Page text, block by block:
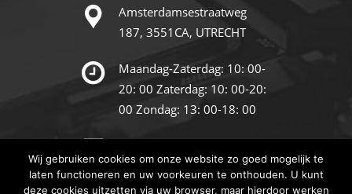
Amsterdamsestraatweg
187, 3551CA, UTRECHT
Maandag-Zaterdag: 10: 00-
20: 00 Zaterdag: 10: 00-20:
00 Zondag: 13: 00-18: 00
Wij gebruiken cookies om onze website zo goed mogelijk te
laten functioneren en uw voorkeuren te onthouden. U kunt
deze cookies uitzetten via uw browser, maar hierdoor werken